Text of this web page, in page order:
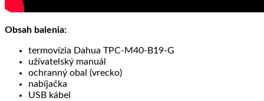
Obsah balenia:
termovízia Dahua TPC-M40-B19-G
užívatelský manuál
ochranný obal (vrecko)
nabíjačka
USB kábel